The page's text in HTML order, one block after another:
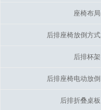
座椅布局
后排座椅放倒方式
后排杯架
后排座椅电动放倒
后排折叠桌板
座椅布局
后排座椅放倒方式
后排杯架
后排座椅电动放倒
后排折叠桌板